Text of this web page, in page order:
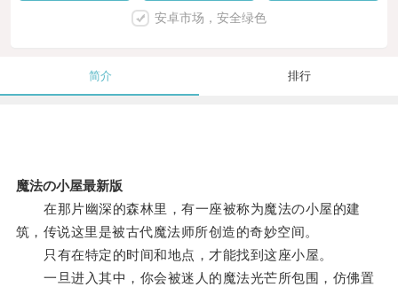
安卓市场，安全绿色
简介 排行
魔法の小屋最新版
在那片幽深的森林里，有一座被称为魔法の小屋的建
筑，传说这里是被古代魔法师所创造的奇妙空间。
只有在特定的时间和地点，才能找到这座小屋。
一旦进入其中，你会被迷人的魔法光芒所包围，仿佛置